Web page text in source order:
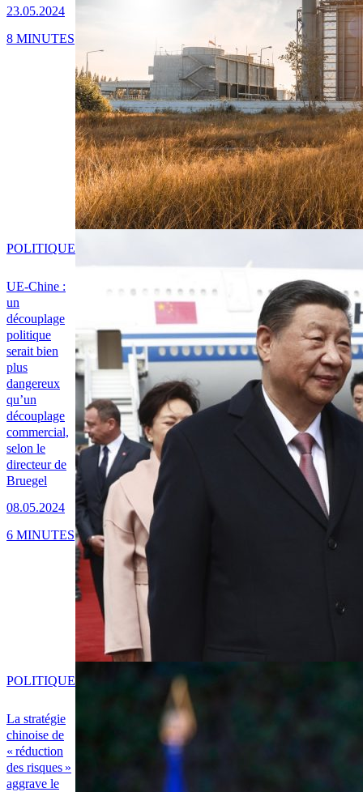
23.05.2024
8 MINUTES
UE-Chine :
un
découplage
politique
serait bien
plus
dangereux
qu’un
découplage
commercial,
selon le
directeur de
Bruegel
08.05.2024
POLITIQUE
6 MINUTES
La stratégie
chinoise de
« réduction
des risques »
aggrave le
POLITIQUE